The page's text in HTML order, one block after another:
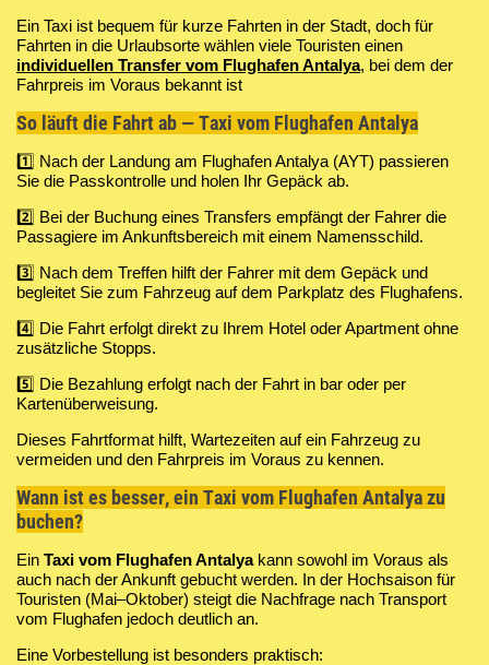
Ein Taxi ist bequem für kurze Fahrten in der Stadt, doch für
Fahrten in die Urlaubsorte wählen viele Touristen einen
individuellen Transfer vom Flughafen Antalya, bei dem der
Fahrpreis im Voraus bekannt ist
So läuft die Fahrt ab — Taxi vom Flughafen Antalya
1️⃣ Nach der Landung am Flughafen Antalya (AYT) passieren
Sie die Passkontrolle und holen Ihr Gepäck ab.
2️⃣ Bei der Buchung eines Transfers empfängt der Fahrer die
Passagiere im Ankunftsbereich mit einem Namensschild.
3️⃣ Nach dem Treffen hilft der Fahrer mit dem Gepäck und
begleitet Sie zum Fahrzeug auf dem Parkplatz des Flughafens.
4️⃣ Die Fahrt erfolgt direkt zu Ihrem Hotel oder Apartment ohne
zusätzliche Stopps.
5️⃣ Die Bezahlung erfolgt nach der Fahrt in bar oder per
Kartenüberweisung.
Dieses Fahrtformat hilft, Wartezeiten auf ein Fahrzeug zu
vermeiden und den Fahrpreis im Voraus zu kennen.
Wann ist es besser, ein Taxi vom Flughafen Antalya zu
buchen?
Ein Taxi vom Flughafen Antalyakann sowohl im Voraus als
auch nach der Ankunft gebucht werden. In der Hochsaison für
Touristen (Mai–Oktober) steigt die Nachfrage nach Transport
vom Flughafen jedoch deutlich an.
Eine Vorbestellung ist besonders praktisch: